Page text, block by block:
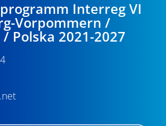
Interreg VI
Vorpommern /
Polska 2021-2027